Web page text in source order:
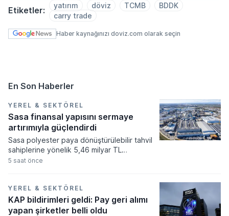
Etiketler: yatırım döviz TCMB
BDDK
carry trade
Haber kaynağınızı doviz.com olarak seçin
En Son Haberler
YEREL & SEKTÖREL
Sasa finansal yapısını sermaye
artırımıyla güçlendirdi
Sasa polyester paya dönüştürülebilir tahvil
sahiplerine yönelik 5,46 milyar TL
tutarındaki şarta bağlı sermaye artırımı
işlem neticesinde 52,5 milyar TL seviyesine
ulaşırken, yeni sermaye yapısı Ticaret Sicili
Gazetesi’nde ilan edilerek yürürlüğe girdi.
5 saat önce
YEREL & SEKTÖREL
KAP bildirimleri geldi: Pay geri alımı
yapan şirketler belli oldu